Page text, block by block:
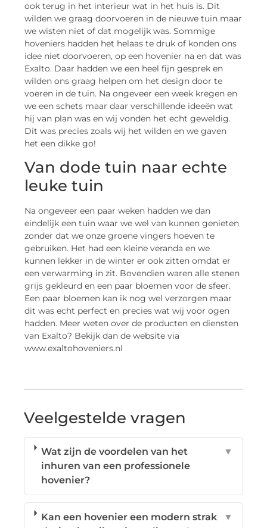
ook terug in het interieur wat in het huis is. Dit
wilden we graag doorvoeren in de nieuwe tuin maar
we wisten niet of dat mogelijk was. Sommige
hoveniers hadden het helaas te druk of konden ons
idee niet doorvoeren, op een hovenier na en dat was
Exalto. Daar hadden we een heel fijn gesprek en
wilden ons graag helpen om het design door te
voeren in de tuin. Na ongeveer een week kregen en
we een schets maar daar verschillende ideeën wat
hij van plan was en wij vonden het echt geweldig.
Dit was precies zoals wij het wilden en we gaven
het een dikke go!
Van dode tuin naar echte
leuke tuin
Na ongeveer een paar weken hadden we dan
eindelijk een tuin waar we wel van kunnen genieten
zonder dat we onze groene vingers hoeven te
gebruiken. Het had een kleine veranda en we
kunnen lekker in de winter er ook zitten omdat er
een verwarming in zit. Bovendien waren alle stenen
grijs gekleurd en een paar bloemen voor de sfeer.
Een paar bloemen kan ik nog wel verzorgen maar
dit was echt perfect en precies wat wij voor ogen
hadden. Meer weten over de producten en diensten
van Exalto? Bekijk dan de website via
www.exaltohoveniers.nl
Veelgestelde vragen
Wat zijn de voordelen van het
inhuren van een professionele
hovenier?
▼
Kan een hovenier een modern strak
▼